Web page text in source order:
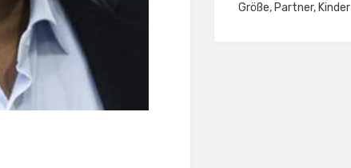
Größe, Partner, Kinder